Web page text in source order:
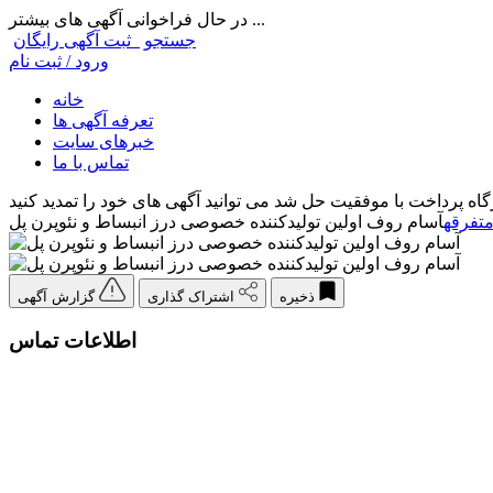
در حال فراخوانی آگهی های بیشتر ...
جستجو
ثبت آگهی رایگان
ورود / ثبت نام
خانه
تعرفه آگهی ها
خبرهای سایت
تماس با ما
پرداخت با موفقیت حل شد می توانید آگهی های خود را تمدید کنید
متفرقهآسام روف اولین تولیدکننده خصوصی درز انبساط و نئوپرن پل
گزارش آگهی اشتراک گذاری ذخیره
اطلاعات تماس